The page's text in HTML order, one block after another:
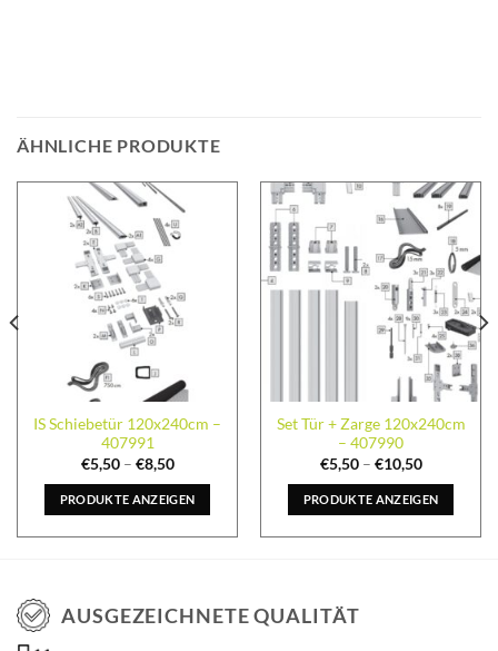
ÄHNLICHE PRODUKTE
IS Schiebetür 120x240cm –
407991
€5,50– €8,50
PRODUKTE ANZEIGEN
Set Tür + Zarge 120x240cm
– 407990
€5,50– €10,50
PRODUKTE ANZEIGEN
AUSGEZEICHNETE QUALITÄT